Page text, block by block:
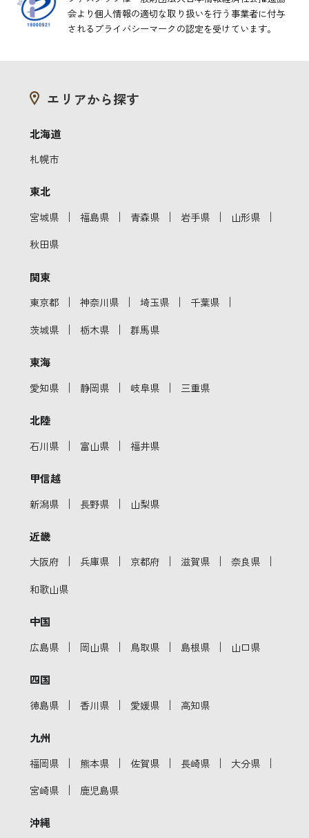
会より個人情報の適切な取り扱いを行う事業者に付与
されるプライバシーマークの認定を受けています。
エリアから探す
北海道
札幌市
東北
宮城県 ｜ 福島県 ｜ 青森県 ｜ 岩手県 ｜ 山形県 ｜
秋田県
関東
東京都 ｜ 神奈川県 ｜ 埼玉県 ｜ 千葉県 ｜
茨城県 ｜ 栃木県 ｜ 群馬県
東海
愛知県 ｜ 静岡県 ｜ 岐阜県 ｜ 三重県
北陸
石川県 ｜ 富山県 ｜ 福井県
甲信越
新潟県 ｜ 長野県 ｜ 山梨県
近畿
大阪府 ｜ 兵庫県 ｜ 京都府 ｜ 滋賀県 ｜ 奈良県 ｜
和歌山県
中国
広島県 ｜ 岡山県 ｜ 鳥取県 ｜ 島根県 ｜ 山口県
四国
徳島県 ｜ 香川県 ｜ 愛媛県 ｜ 高知県
九州
福岡県 ｜ 熊本県 ｜ 佐賀県 ｜ 長崎県 ｜ 大分県 ｜
宮崎県 ｜ 鹿児島県
沖縄